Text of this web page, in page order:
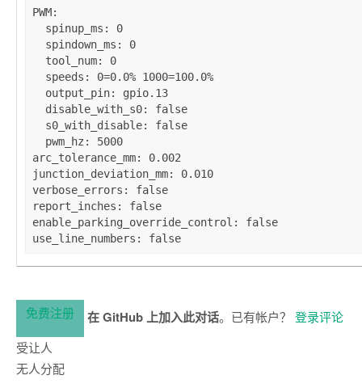
PWM:
spinup_ms : 0
spindown_ms : 0
tool_num: 0
speeds : 0=0.0% 1000=100.0%
output_pin: gpio.13
disable_with_s0: false
s0_with_disable: false
pwm_hz : 5000
arc_tolerance_mm: 0.002
junction_deviation_mm: 0.010
verbose_errors : false
report_inches : false
enable_parking_override_control : false
use_line_numbers : false
免费注册 在 GitHub 上加入此对话。已有帐户？ 登录评论
受让人
无人分配